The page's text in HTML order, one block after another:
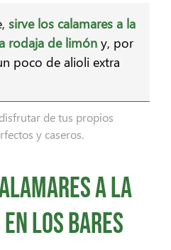
sirve los calamares a la
rodaja de limón y, por
poco de alioli extra
de tus propios
y caseros.
a la
los bares